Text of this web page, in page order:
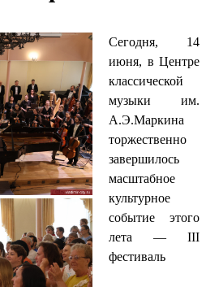
Сегодня, 14
июня, в Центре
классической
музыки им.
А.Э.Маркина
торжественно
завершилось
масштабное
культурное
событие этого
лета — III
фестиваль